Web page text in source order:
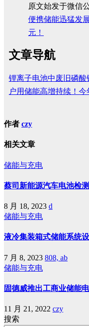
原文始发于微信
便携储能迅猛发
元！
文章导航
锂离子电池中废旧磷
户用储能高增持续！今
作者 czy
相关文章
储能与充电
蔡司新能源汽车电池检
8 月 18, 2023 d
储能与充电
液冷集装箱式储能系统
7 月 8, 2023 808, ab
储能与充电
固德威推出工商业储能
11 月 21, 2022 czy
搜索